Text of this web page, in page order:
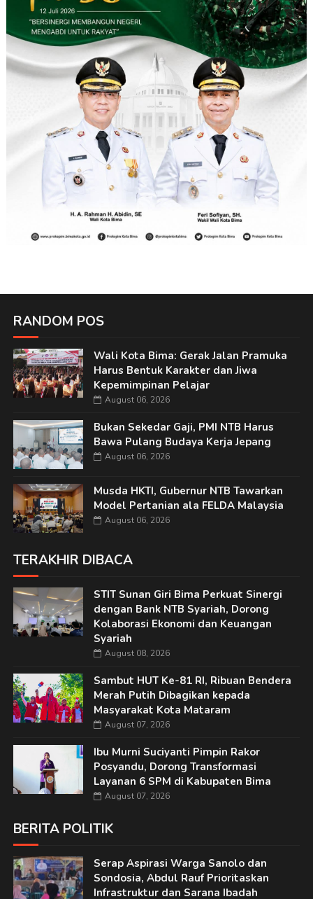
RANDOM POS
Wali Kota Bima: Gerak Jalan Pramuka
Harus Bentuk Karakter dan Jiwa
Kepemimpinan Pelajar
August 06, 2026
Bukan Sekedar Gaji, PMI NTB Harus
Bawa Pulang Budaya Kerja Jepang
August 06, 2026
Musda HKTI, Gubernur NTB Tawarkan
Model Pertanian ala FELDA Malaysia
August 06, 2026
TERAKHIR DIBACA
STIT Sunan Giri Bima Perkuat Sinergi
dengan Bank NTB Syariah, Dorong
Kolaborasi Ekonomi dan Keuangan
Syariah
August 08, 2026
Sambut HUT Ke-81 RI, Ribuan Bendera
Merah Putih Dibagikan kepada
Masyarakat Kota Mataram
August 07, 2026
Ibu Murni Suciyanti Pimpin Rakor
Posyandu, Dorong Transformasi
Layanan 6 SPM di Kabupaten Bima
August 07, 2026
BERITA POLITIK
Serap Aspirasi Warga Sanolo dan
Sondosia, Abdul Rauf Prioritaskan
Infrastruktur dan Sarana Ibadah